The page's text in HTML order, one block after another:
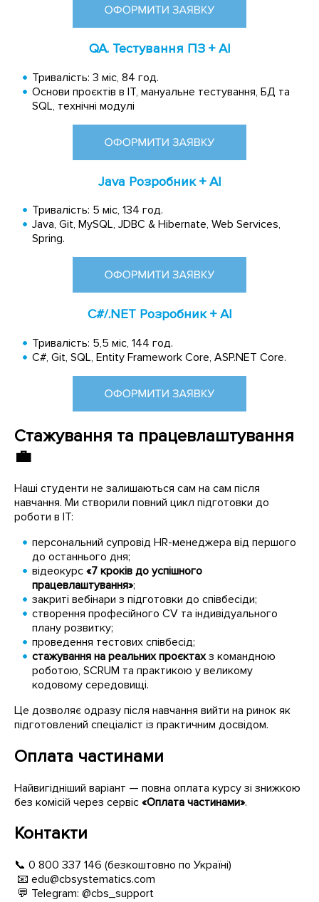
QA. Тестування ПЗ + AI
Тривалість: 3 міс, 84 год.
Основи проєктів в IT, мануальне тестування, БД та
SQL, технічні модулі
Java Розробник + AI
Тривалість: 5 міс, 134 год.
Java, Git, MySQL, JDBC & Hibernate, Web Services,
Spring.
C#/.NET Розробник + AI
Тривалість: 5,5 міс, 144 год.
C#, Git, SQL, Entity Framework Core, ASP.NET Core.
Стажування та працевлаштування
💼
Наші студенти не залишаються сам на сам після
навчання. Ми створили повний цикл підготовки до
роботи в IT:
персональний супровід HR-менеджера від першого
до останнього дня;
відеокурс «7 кроків до успішного
працевлаштування»;
закриті вебінари з підготовки до співбесіди;
створення професійного CV та індивідуального
плану розвитку;
проведення тестових співбесід;
стажування на реальних проєктахз командною
роботою, SCRUM та практикою у великому
кодовому середовищі.
Це дозволяє одразу після навчання вийти на ринок як
підготовлений спеціаліст із практичним досвідом.
Оплата частинами
Найвигідніший варіант — повна оплата курсу зі знижкою
без комісій через сервіс «Оплата частинами».
Контакти
📞 0 800 337 146 (безкоштовно по Україні)
📧 edu@cbsystematics.com
💬 Telegram: @cbs_support